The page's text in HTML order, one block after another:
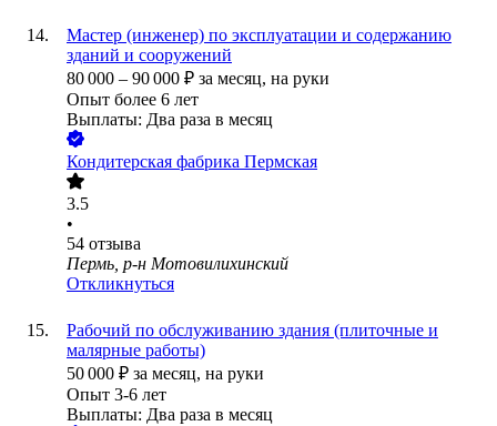
Мастер (инженер) по эксплуатации и содержанию
зданий и сооружений
80 000 – 90 000 ₽ за месяц, на руки
Опыт более 6 лет
Выплаты: Два раза в месяц
Кондитерская фабрика Пермская
3.5
•
54 отзыва
Пермь, р-н Мотовилихинский
Откликнуться
Рабочий по обслуживанию здания (плиточные и
малярные работы)
50 000 ₽ за месяц, на руки
Опыт 3-6 лет
Выплаты: Два раза в месяц